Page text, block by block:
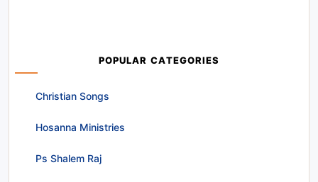
POPULAR CATEGORIES
Christian Songs
Hosanna Ministries
Ps Shalem Raj